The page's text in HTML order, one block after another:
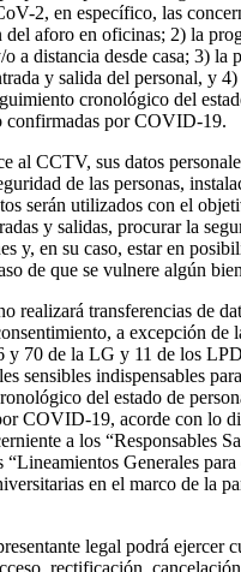
2, en específico, las
del aforo en oficinas; 2) la
o a distancia desde casa; 3) la
y salida del personal, y
cronológico del
confirmadas por COVID-19.
al CCTV, sus datos
de las personas,
serán utilizados con el
y salidas, procurar la
y, en su caso, estar en
de que se vulnere algún
realizará transferencias de
a excepción de
y 70 de la LG y 11 de los
sensibles indispensables
del estado de
COVID-19, acorde con lo
a los “Responsables
“Lineamientos Generales para
en el marco de la
legal podrá ejercer